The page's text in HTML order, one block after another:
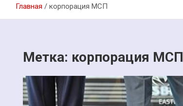
Главная корпорация МСП
Метка: корпорация МСП